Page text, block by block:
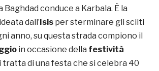
Baghdad conduce a Karbala. È la
dall’Isisper sterminare gli sciiti
anno, su questa strada compiono il
in occasione della festività
tratta di una festa che si celebra 40